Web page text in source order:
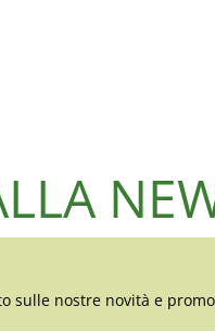
sulle nostre novità e